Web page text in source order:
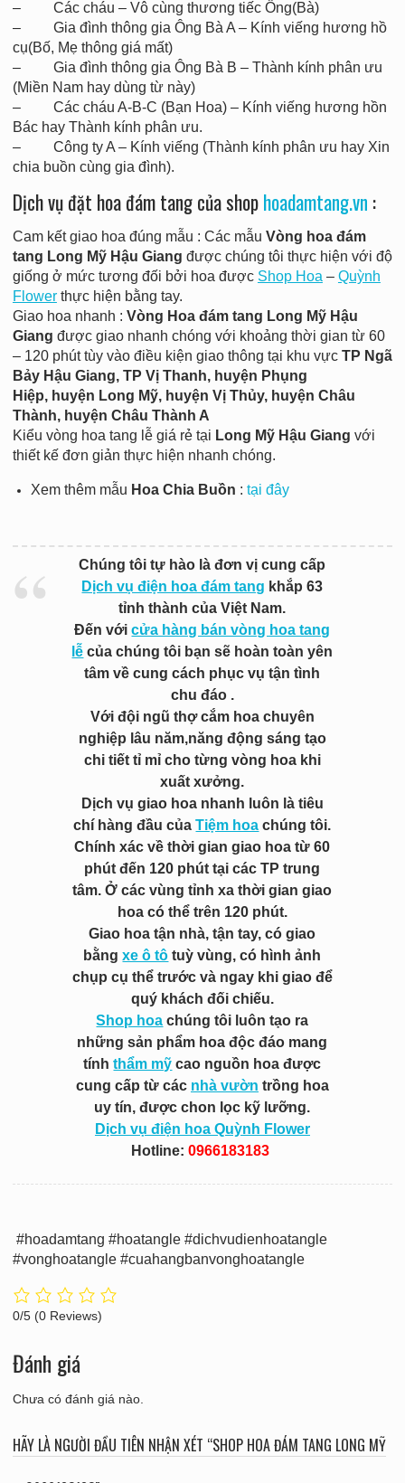
– Các cháu – Vô cùng thương tiếc Ông(Bà)
– Gia đình thông gia Ông Bà A – Kính viếng hương hồ
cụ(Bố, Mẹ thông giá mất)
– Gia đình thông gia Ông Bà B – Thành kính phân ưu
(Miền Nam hay dùng từ này)
– Các cháu A-B-C (Bạn Hoa) – Kính viếng hương hồn
Bác hay Thành kính phân ưu.
– Công ty A – Kính viếng (Thành kính phân ưu hay Xin
chia buồn cùng gia đình).
Dịch vụ đặt hoa đám tang của shophoadamtang.vn :
Cam kết giao hoa đúng mẫu : Các mẫu Vòng hoa đám
tang Long Mỹ Hậu Giang được chúng tôi thực hiện với độ
giống ở mức tương đối bởi hoa được Shop Hoa– Quỳnh
Flowerthực hiện bằng tay.
Giao hoa nhanh : Vòng Hoa đám tang Long Mỹ Hậu
Giang được giao nhanh chóng với khoảng thời gian từ 60
– 120 phút tùy vào điều kiện giao thông tại khu vực TP Ngã
Bảy Hậu Giang, TP Vị Thanh, huyện Phụng
Hiệp, huyện Long Mỹ, huyện Vị Thủy, huyện Châu
Thành, huyện Châu Thành A
Kiểu vòng hoa tang lễ giá rẻ tại Long Mỹ Hậu Giang với
thiết kế đơn giản thực hiện nhanh chóng.
Xem thêm mẫu Hoa Chia Buồn : tại đây
Chúng tôi tự hào là đơn vị cung cấp
Dịch vụ điện hoa đám tang khắp 63
tỉnh thành của Việt Nam.
Đến vớicửa hàng bán vòng hoa tang
lễ của chúng tôi bạn sẽ hoàn toàn yên
tâm về cung cách phục vụ tận tình
chu đáo .
Với đội ngũ thợ cắm hoa chuyên
nghiệp lâu năm,năng động sáng tạo
chi tiết tỉ mỉ cho từng vòng hoa khi
xuất xưởng.
Dịch vụ giao hoa nhanh luôn là tiêu
chí hàng đầu củaTiệm hoa chúng tôi.
Chính xác về thời gian giao hoa từ 60
phút đến 120 phút tại các TP trung
tâm. Ở các vùng tỉnh xa thời gian giao
hoa có thể trên 120 phút.
Giao hoa tận nhà, tận tay, có giao
bằngxe ô tô tuỳ vùng, có hình ảnh
chụp cụ thể trước và ngay khi giao để
quý khách đối chiếu.
Shop hoa chúng tôi luôn tạo ra
những sản phẩm hoa độc đáo mang
tínhthẩm mỹ cao nguồn hoa được
cung cấp từ các nhà vườn trồng hoa
uy tín, được chon lọc kỹ lưỡng.
Dịch vụ điện hoa Quỳnh Flower
Hotline:0966183183
#hoadamtang #hoatangle #dichvudienhoatangle
#vonghoatangle #cuahangbanvonghoatangle
0/5 (0 Reviews)
Đánh giá
Chưa có đánh giá nào.
HÃY LÀ NGƯỜI ĐẦU TIÊN NHẬN XÉT “SHOP HOA ĐÁM TANG LONG MỸ